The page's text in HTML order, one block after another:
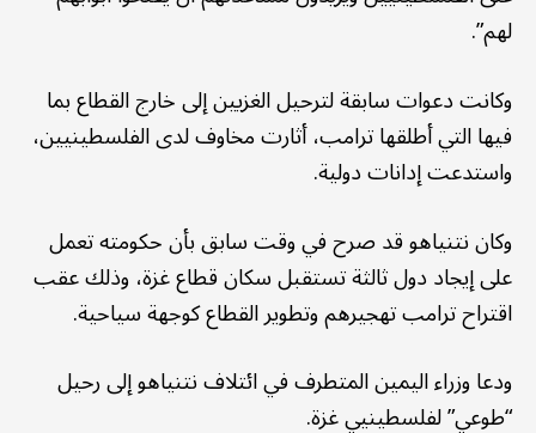
لهم”.
وكانت دعوات سابقة لترحيل الغزيين إلى خارج القطاع بما
فيها التي أطلقها ترامب، أثارت مخاوف لدى الفلسطينيين،
واستدعت إدانات دولية.
وكان نتنياهو قد صرح في وقت سابق بأن حكومته تعمل
على إيجاد دول ثالثة تستقبل سكان قطاع غزة، وذلك عقب
اقتراح ترامب تهجيرهم وتطوير القطاع كوجهة سياحية.
ودعا وزراء اليمين المتطرف في ائتلاف نتنياهو إلى رحيل
“طوعي” لفلسطينيي غزة.